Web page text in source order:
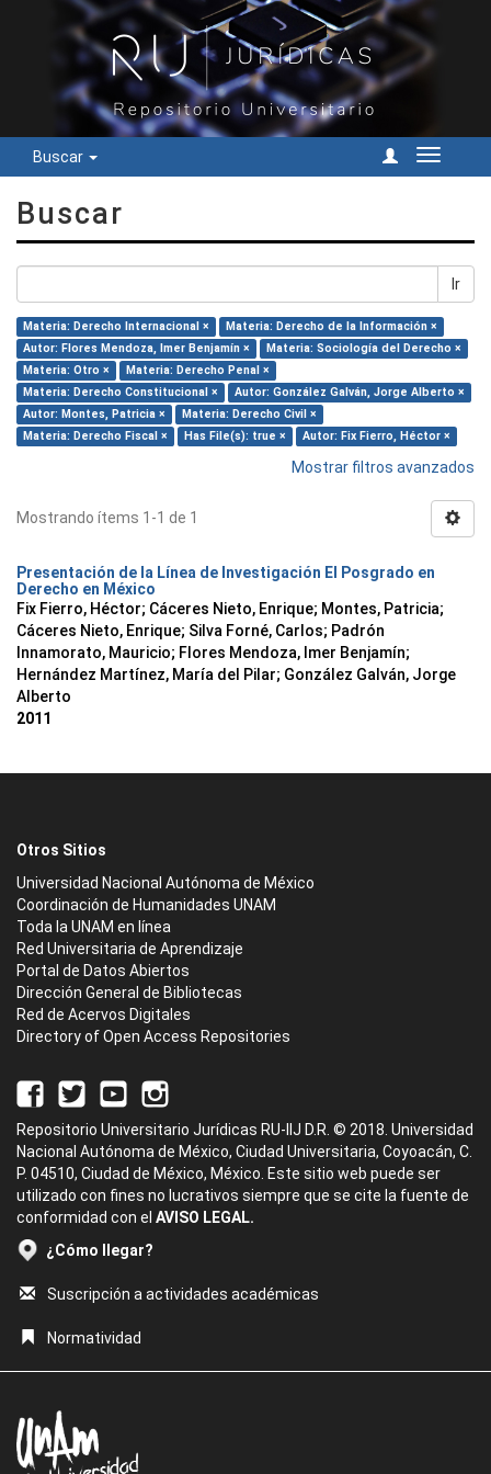
Buscar
Cambiar
Buscar
Ir
Materia: Derecho Internacional ×
Materia: Derecho de la Información ×
Autor: Flores Mendoza, Imer Benjamín ×
Materia: Sociología del Derecho ×
Materia: Otro ×
Materia: Derecho Penal ×
Materia: Derecho Constitucional ×
Autor: González Galván, Jorge Alberto ×
Autor: Montes, Patricia ×
Materia: Derecho Civil ×
Materia: Derecho Fiscal ×
Has File(s): true × Autor: Fix Fierro, Héctor ×
Mostrar filtros avanzados
Mostrando ítems 1-1 de 1
Presentación de la Línea de Investigación El Posgrado en
Derecho en México
Fix Fierro, Héctor; Cáceres Nieto, Enrique; Montes, Patricia;
Cáceres Nieto, Enrique; Silva Forné, Carlos; Padrón
Innamorato, Mauricio; Flores Mendoza, Imer Benjamín;
Hernández Martínez, María del Pilar; González Galván, Jorge
Alberto
2011
Otros Sitios
Universidad Nacional Autónoma de México
Coordinación de Humanidades UNAM
Toda la UNAM en línea
Red Universitaria de Aprendizaje
Portal de Datos Abiertos
Dirección General de Bibliotecas
Red de Acervos Digitales
Directory of Open Access Repositories
Repositorio Universitario Jurídicas RU-IIJ D.R. © 2018. Universidad
Nacional Autónoma de México, Ciudad Universitaria, Coyoacán, C.
P. 04510, Ciudad de México, México. Este sitio web puede ser
utilizado con fines no lucrativos siempre que se cite la fuente de
conformidad con el AVISO LEGAL.
¿Cómo llegar?
Suscripción a actividades académicas
Normatividad